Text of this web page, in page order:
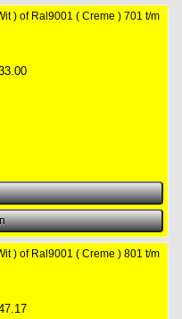
) of Ral9001 ( Creme ) 701 t/m
) of Ral9001 ( Creme ) 801 t/m